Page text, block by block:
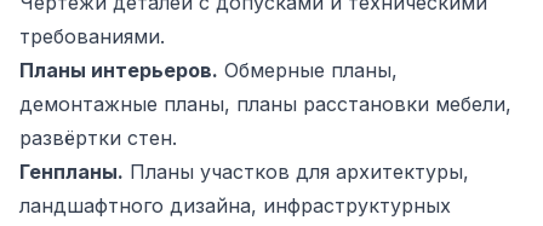
требованиями.
Планы интерьеров. Обмерные планы,
демонтажные планы, планы расстановки мебели,
развёртки стен.
Генпланы. Планы участков для архитектуры,
ландшафтного дизайна, инфраструктурных